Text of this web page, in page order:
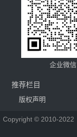
企业微信
推荐栏目
版权声明
Copyright © 2010-2022